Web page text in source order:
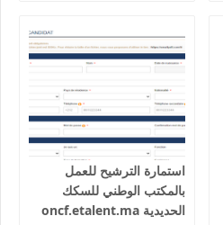
استمارة الترشيح للعمل
بالمكتب الوطني للسكك
الحديدية oncf.etalent.ma